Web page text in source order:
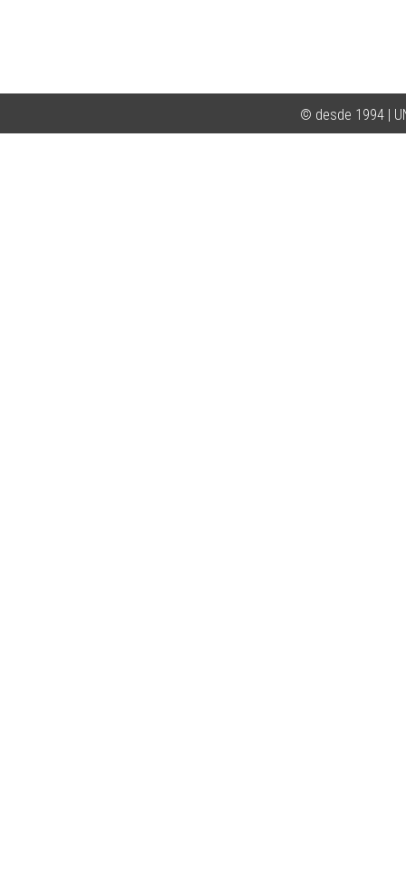
© desde 1994 |